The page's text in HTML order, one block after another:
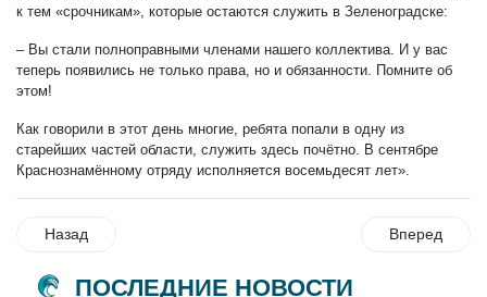
к тем «срочникам», которые остаются служить в Зеленоградске:
– Вы стали полноправными членами нашего коллектива. И у вас
теперь появились не только права, но и обязанности. Помните об
этом!
Как говорили в этот день многие, ребята попали в одну из
старейших частей области, служить здесь почётно. В сентябре
Краснознамённому отряду исполняется восемьдесят лет».
Назад Вперед
ПОСЛЕДНИЕ НОВОСТИ